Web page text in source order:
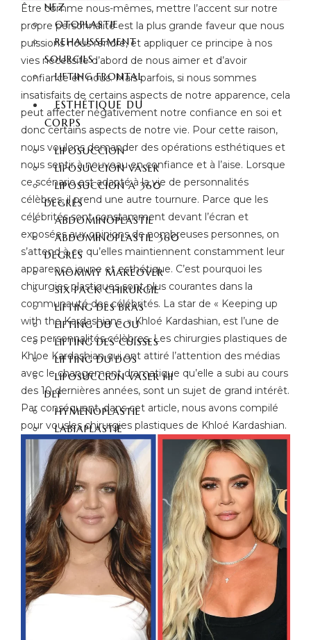
NEZ
OTOPLASTIE
REHAUSSEMENT
SOURCILS
LIFTING FRONTAL
ESTHÉTIQUE DU
CORPS
LIPOSUCCION
LIPOSUCCION VASER
LIPOSUCCION À 360
DEGRÉS
ABDOMINOPLASTIE
ABDOMINOPLASTIE 360
DEGRÉS
MOMMY MAKEOVER
SIX PACK CHIRURGIE
LIFTING DES BRAS
LIFTING DU COU
LIFTING DES CUISSES
LIFTING DU DOS
LIPOSUCCION VASER HI
DEF
HYMÉNOPLASTIE
LABIAPLASTIE
ESTHÉTIQUES DES
FESSES
LIFTING FESSIER – BBL
CHIRURGIE FESSIER
INJECTION FESSIER
ESTHÉTIQUE
DENTAIRE
HOLLYWOOD SMILE
COURONNE ZIRCONE
Être comme nous-mêmes, mettre l’accent sur notre
propre personnalité est la plus grande faveur que nous
puissions nous rendre, et appliquer ce principe à nos
vies nécessite d’abord de nous aimer et d’avoir
confiance en nous. Mais parfois, si nous sommes
insatisfaits de certains aspects de notre apparence, cela
peut affecter négativement notre confiance en soi et
donc certains aspects de notre vie. Pour cette raison,
nous voulons demander des opérations esthétiques et
nous sentir à nouveau en confiance et à l’aise. Lorsque
ce scénario est adapté à la vie de personnalités
célèbres, il prend une autre tournure. Parce que les
célébrités sont constamment devant l’écran et
exposées aux opinions de nombreuses personnes, on
s’attend à ce qu’elles maintiennent constamment leur
apparence jeune et esthétique. C’est pourquoi les
chirurgies plastiques sont plus courantes dans la
communauté des célébrités. La star de « Keeping up
with the Kardashians » Khloé Kardashian, est l’une de
ces personnalités célèbres. Les chirurgies plastiques de
Khloe Kardashian qui ont attiré l’attention des médias
avec le changement dramatique qu’elle a subi au cours
des 10 dernières années, sont un sujet de grand intérêt.
Par conséquent, dans cet article, nous avons compilé
pour vousles chirurgies plastiques de Khloé Kardashian.